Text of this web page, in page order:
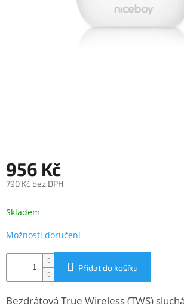
Rozšíření
záruk
a
pojištění
Splátky
Gaming
Telefony
956 Kč
790 Kč bez DPH
cena:
Skladem
Možnosti doručení
Přidat do košíku
Bezdrátová True Wireless (TWS)